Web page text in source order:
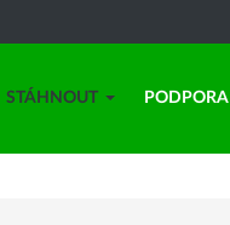
STÁHNOUT PODPORA